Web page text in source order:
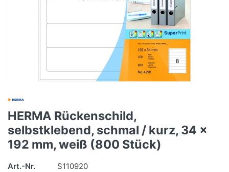
HERMA Rückenschild,
selbstklebend, schmal / kurz, 34 x
192 mm, weiß (800 Stück)
Art.-Nr.
S110920